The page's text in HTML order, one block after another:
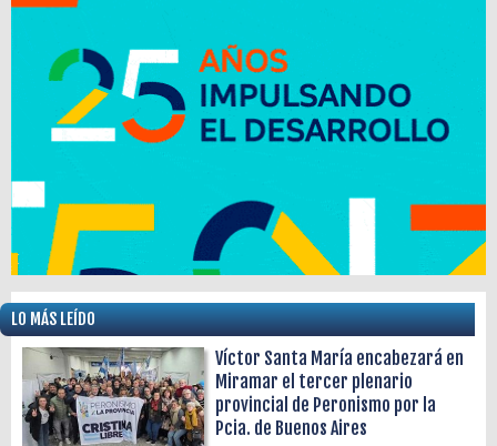
LO MÁS LEÍDO
Víctor Santa María encabezará en
Miramar el tercer plenario
provincial de Peronismo por la
Pcia. de Buenos Aires